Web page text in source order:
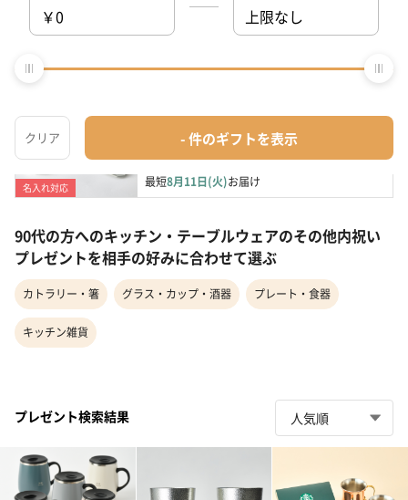
¥3,300
最短8月11日(火) お届け
名入れ対応
グラス・カップ・酒器
¥5,737〜
最短8月11日(火)お届け
90代の方へのキッチン・テーブルウェアのその他内祝い
プレゼントを相手の好みに合わせて選ぶ
カトラリー・箸 グラス・カップ・酒器 プレート・食器
キッチン雑貨
プレゼント検索結果